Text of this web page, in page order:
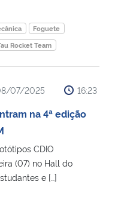
Foguete
Rocket Team
07/2025 16:23
na 4ª edição
CDIO
(07) no Hall do
e […]